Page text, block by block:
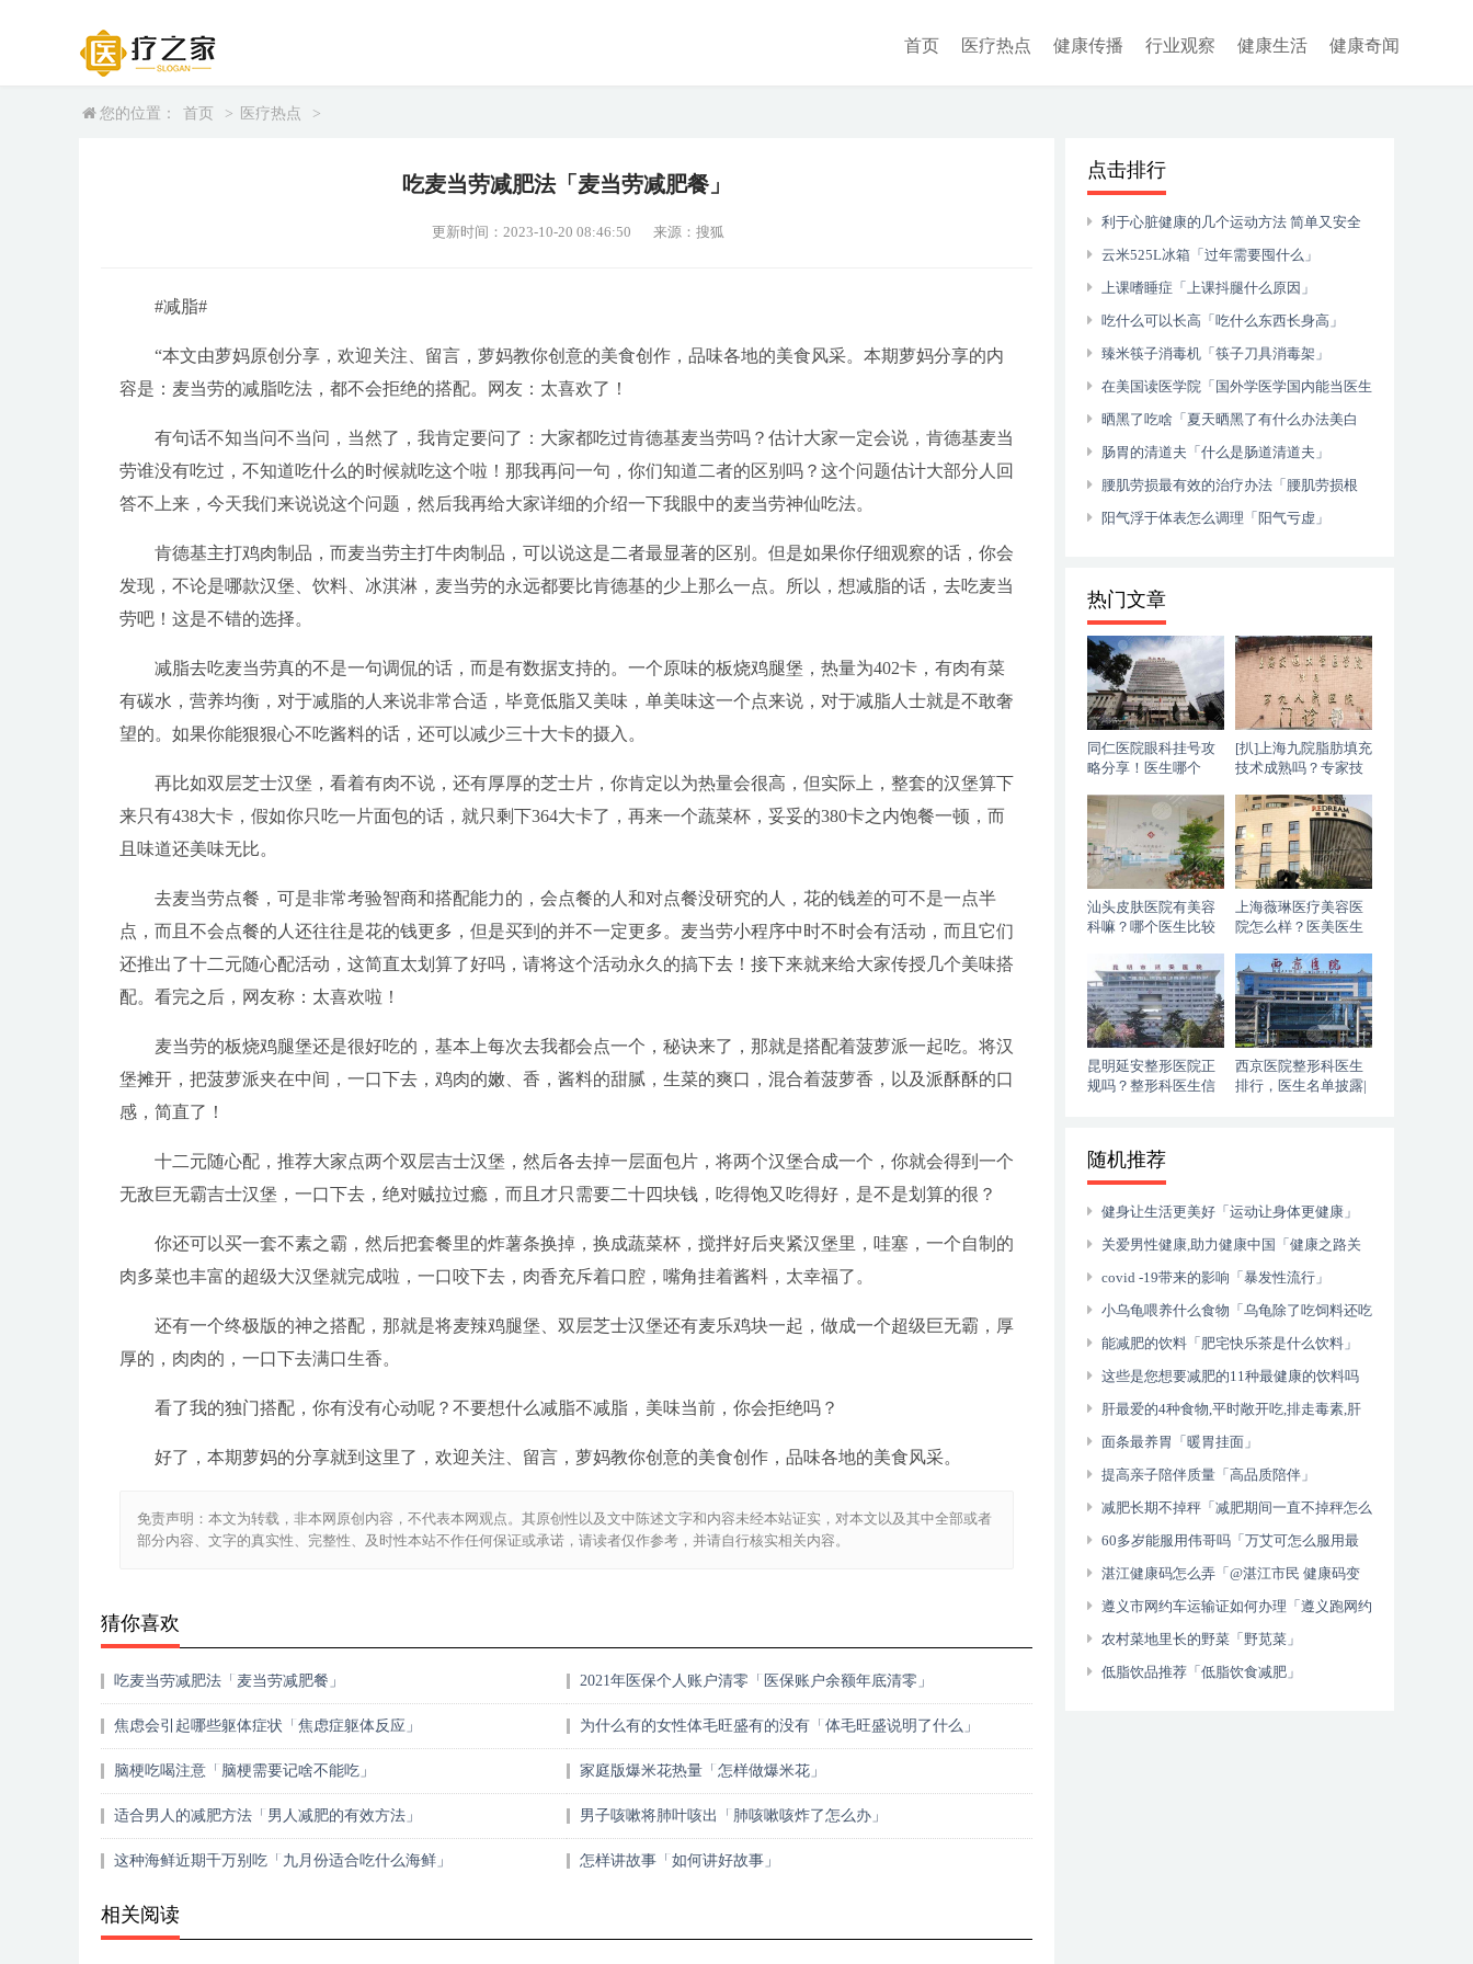
首页 医疗热点 健康传播 行业观察 健康生活 健康奇闻
您的位置： 首页 > 医疗热点 >
吃麦当劳减肥法「麦当劳减肥餐」
更新时间：2023-10-20 08:46:50 来源：搜狐
#减脂#
“本文由萝妈原创分享，欢迎关注、留言，萝妈教你创意的美食创作，品味各地的美食风采。本期萝妈分享的内
容是：麦当劳的减脂吃法，都不会拒绝的搭配。网友：太喜欢了！
有句话不知当问不当问，当然了，我肯定要问了：大家都吃过肯德基麦当劳吗？估计大家一定会说，肯德基麦当
劳谁没有吃过，不知道吃什么的时候就吃这个啦！那我再问一句，你们知道二者的区别吗？这个问题估计大部分人回
答不上来，今天我们来说说这个问题，然后我再给大家详细的介绍一下我眼中的麦当劳神仙吃法。
肯德基主打鸡肉制品，而麦当劳主打牛肉制品，可以说这是二者最显著的区别。但是如果你仔细观察的话，你会
发现，不论是哪款汉堡、饮料、冰淇淋，麦当劳的永远都要比肯德基的少上那么一点。所以，想减脂的话，去吃麦当
劳吧！这是不错的选择。
减脂去吃麦当劳真的不是一句调侃的话，而是有数据支持的。一个原味的板烧鸡腿堡，热量为402卡，有肉有菜
有碳水，营养均衡，对于减脂的人来说非常合适，毕竟低脂又美味，单美味这一个点来说，对于减脂人士就是不敢奢
望的。如果你能狠狠心不吃酱料的话，还可以减少三十大卡的摄入。
再比如双层芝士汉堡，看着有肉不说，还有厚厚的芝士片，你肯定以为热量会很高，但实际上，整套的汉堡算下
来只有438大卡，假如你只吃一片面包的话，就只剩下364大卡了，再来一个蔬菜杯，妥妥的380卡之内饱餐一顿，而
且味道还美味无比。
去麦当劳点餐，可是非常考验智商和搭配能力的，会点餐的人和对点餐没研究的人，花的钱差的可不是一点半
点，而且不会点餐的人还往往是花的钱更多，但是买到的并不一定更多。麦当劳小程序中时不时会有活动，而且它们
还推出了十二元随心配活动，这简直太划算了好吗，请将这个活动永久的搞下去！接下来就来给大家传授几个美味搭
配。看完之后，网友称：太喜欢啦！
麦当劳的板烧鸡腿堡还是很好吃的，基本上每次去我都会点一个，秘诀来了，那就是搭配着菠萝派一起吃。将汉
堡摊开，把菠萝派夹在中间，一口下去，鸡肉的嫩、香，酱料的甜腻，生菜的爽口，混合着菠萝香，以及派酥酥的口
感，简直了！
十二元随心配，推荐大家点两个双层吉士汉堡，然后各去掉一层面包片，将两个汉堡合成一个，你就会得到一个
无敌巨无霸吉士汉堡，一口下去，绝对贼拉过瘾，而且才只需要二十四块钱，吃得饱又吃得好，是不是划算的很？
你还可以买一套不素之霸，然后把套餐里的炸薯条换掉，换成蔬菜杯，搅拌好后夹紧汉堡里，哇塞，一个自制的
肉多菜也丰富的超级大汉堡就完成啦，一口咬下去，肉香充斥着口腔，嘴角挂着酱料，太幸福了。
还有一个终极版的神之搭配，那就是将麦辣鸡腿堡、双层芝士汉堡还有麦乐鸡块一起，做成一个超级巨无霸，厚
厚的，肉肉的，一口下去满口生香。
看了我的独门搭配，你有没有心动呢？不要想什么减脂不减脂，美味当前，你会拒绝吗？
好了，本期萝妈的分享就到这里了，欢迎关注、留言，萝妈教你创意的美食创作，品味各地的美食风采。
免责声明：本文为转载，非本网原创内容，不代表本网观点。其原创性以及文中陈述文字和内容未经本站证实，对本文以及其中全部或者
部分内容、文字的真实性、完整性、及时性本站不作任何保证或承诺，请读者仅作参考，并请自行核实相关内容。
猜你喜欢
吃麦当劳减肥法「麦当劳减肥餐」 2021年医保个人账户清零「医保账户余额年底清零」
焦虑会引起哪些躯体症状「焦虑症躯体反应」 为什么有的女性体毛旺盛有的没有「体毛旺盛说明了什么」
脑梗吃喝注意「脑梗需要记啥不能吃」 家庭版爆米花热量「怎样做爆米花」
适合男人的减肥方法「男人减肥的有效方法」 男子咳嗽将肺叶咳出「肺咳嗽咳炸了怎么办」
这种海鲜近期千万别吃「九月份适合吃什么海鲜」 怎样讲故事「如何讲好故事」
相关阅读
点击排行
利于心脏健康的几个运动方法 简单又安全
的有哪些「做什么运动有利于心脏」
云米525L冰箱「过年需要囤什么」
上课嗜睡症「上课抖腿什么原因」
吃什么可以长高「吃什么东西长身高」
臻米筷子消毒机「筷子刀具消毒架」
在美国读医学院「国外学医学国内能当医生
吗」晒黑了吃啥「夏天晒黑了有什么办法美白
吗」肠胃的清道夫「什么是肠道清道夫」
腰肌劳损最有效的治疗办法「腰肌劳损根
治」阳气浮于体表怎么调理「阳气亏虚」
热门文章
同仁医院眼科挂号攻
略分享！医生哪个
表公开！
[扒]上海九院脂肪填充
技术成熟吗？专家技
汕头皮肤医院有美容
科嘛？哪个医生比较
价格表！
上海薇琳医疗美容医
院怎么样？医美医生
昆明延安整形医院正
规吗？整形科医生信
西京医院整形科医生
排行，医生名单披露|
随机推荐
健身让生活更美好「运动让身体更健康」
关爱男性健康,助力健康中国「健康之路关
注男性健康」
covid -19带来的影响「暴发性流行」
小乌龟喂养什么食物「乌龟除了吃饲料还吃
什么食物」
能减肥的饮料「肥宅快乐茶是什么饮料」
这些是您想要减肥的11种最健康的饮料吗
「减肥喝什么比较好」
肝最爱的4种食物,平时敞开吃,排走毒素,肝
脏光洁如新「天然养肝护肝王」
面条最养胃「暖胃挂面」
提高亲子陪伴质量「高品质陪伴」
减肥长期不掉秤「减肥期间一直不掉秤怎么
办」60多岁能服用伟哥吗「万艾可怎么服用最
好」湛江健康码怎么弄「@湛江市民 健康码变
黄（红）怎么办 别慌！处理流程→」
遵义市网约车运输证如何办理「遵义跑网约
车需要什么条件」
农村菜地里长的野菜「野苋菜」
低脂饮品推荐「低脂饮食减肥」